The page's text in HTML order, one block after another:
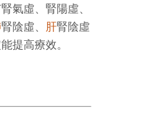
氣虛、腎陽虛、
腎陰虛、 肝腎陰虛
提高療效。